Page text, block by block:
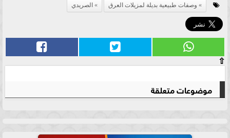
وصفات طبيعية بديلة لمزيلات العرق الصريدي
⇧
موضوعات متعلقة